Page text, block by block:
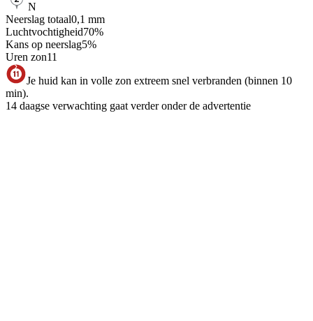
N
Neerslag totaal0,1 mm
Luchtvochtigheid70%
Kans op neerslag5%
Uren zon11
Je huid kan in volle zon extreem snel verbranden (binnen 10
min).
14 daagse verwachting gaat verder onder de advertentie